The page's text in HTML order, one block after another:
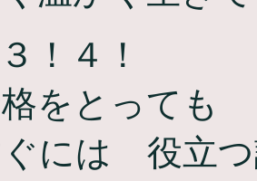
！４！
をとっても
には 役立